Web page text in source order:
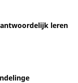
leren